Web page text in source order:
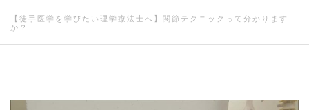
【徒手医学を学びたい理学療法士へ】関節テクニックって分かります
か？